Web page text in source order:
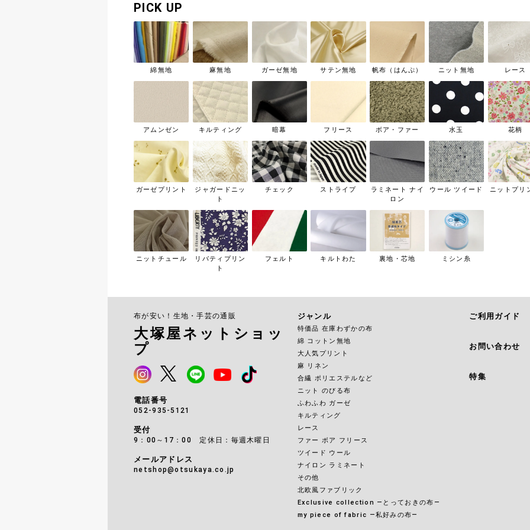
PICK UP
綿無地 麻無地 ガーゼ無地 サテン無地 帆布（はんぷ） ニット無地 レース
アムンゼン キルティング 暗幕 フリース ボア・ファー 水玉 花柄
ガーゼプリント
ジャガードニッ
ト
チェック ストライプ
ラミネート ナイ
ロン
ウール ツイード ニットプリ
ニットチュール
リバティプリン
ト
フェルト キルトわた 裏地・芯地 ミシン糸
布が安い！生地・手芸の通販
大塚屋ネットショッ
プ
電話番号
052-935-5121
受付
9：00～17：00 定休日：毎週木曜日
メールアドレス
netshop@otsukaya.co.jp
ジャンル
特価品 在庫わずかの布
綿 コットン無地
大人気プリント
麻 リネン
合繊 ポリエステルなど
ニット のびる布
ふわふわ ガーゼ
キルティング
レース
ファー ボア フリース
ツイード ウール
ナイロン ラミネート
その他
北欧風ファブリック
Exclusive collection ―とっておきの布―
my piece of fabric ―私好みの布―
ご利用ガイド
お問い合わせ
特集